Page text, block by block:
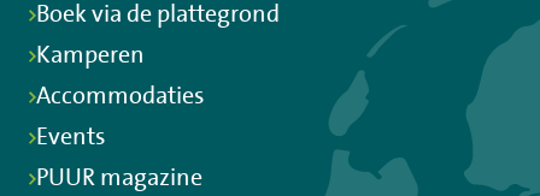
Boek via de plattegrond
Kamperen
Accommodaties
Events
PUUR magazine